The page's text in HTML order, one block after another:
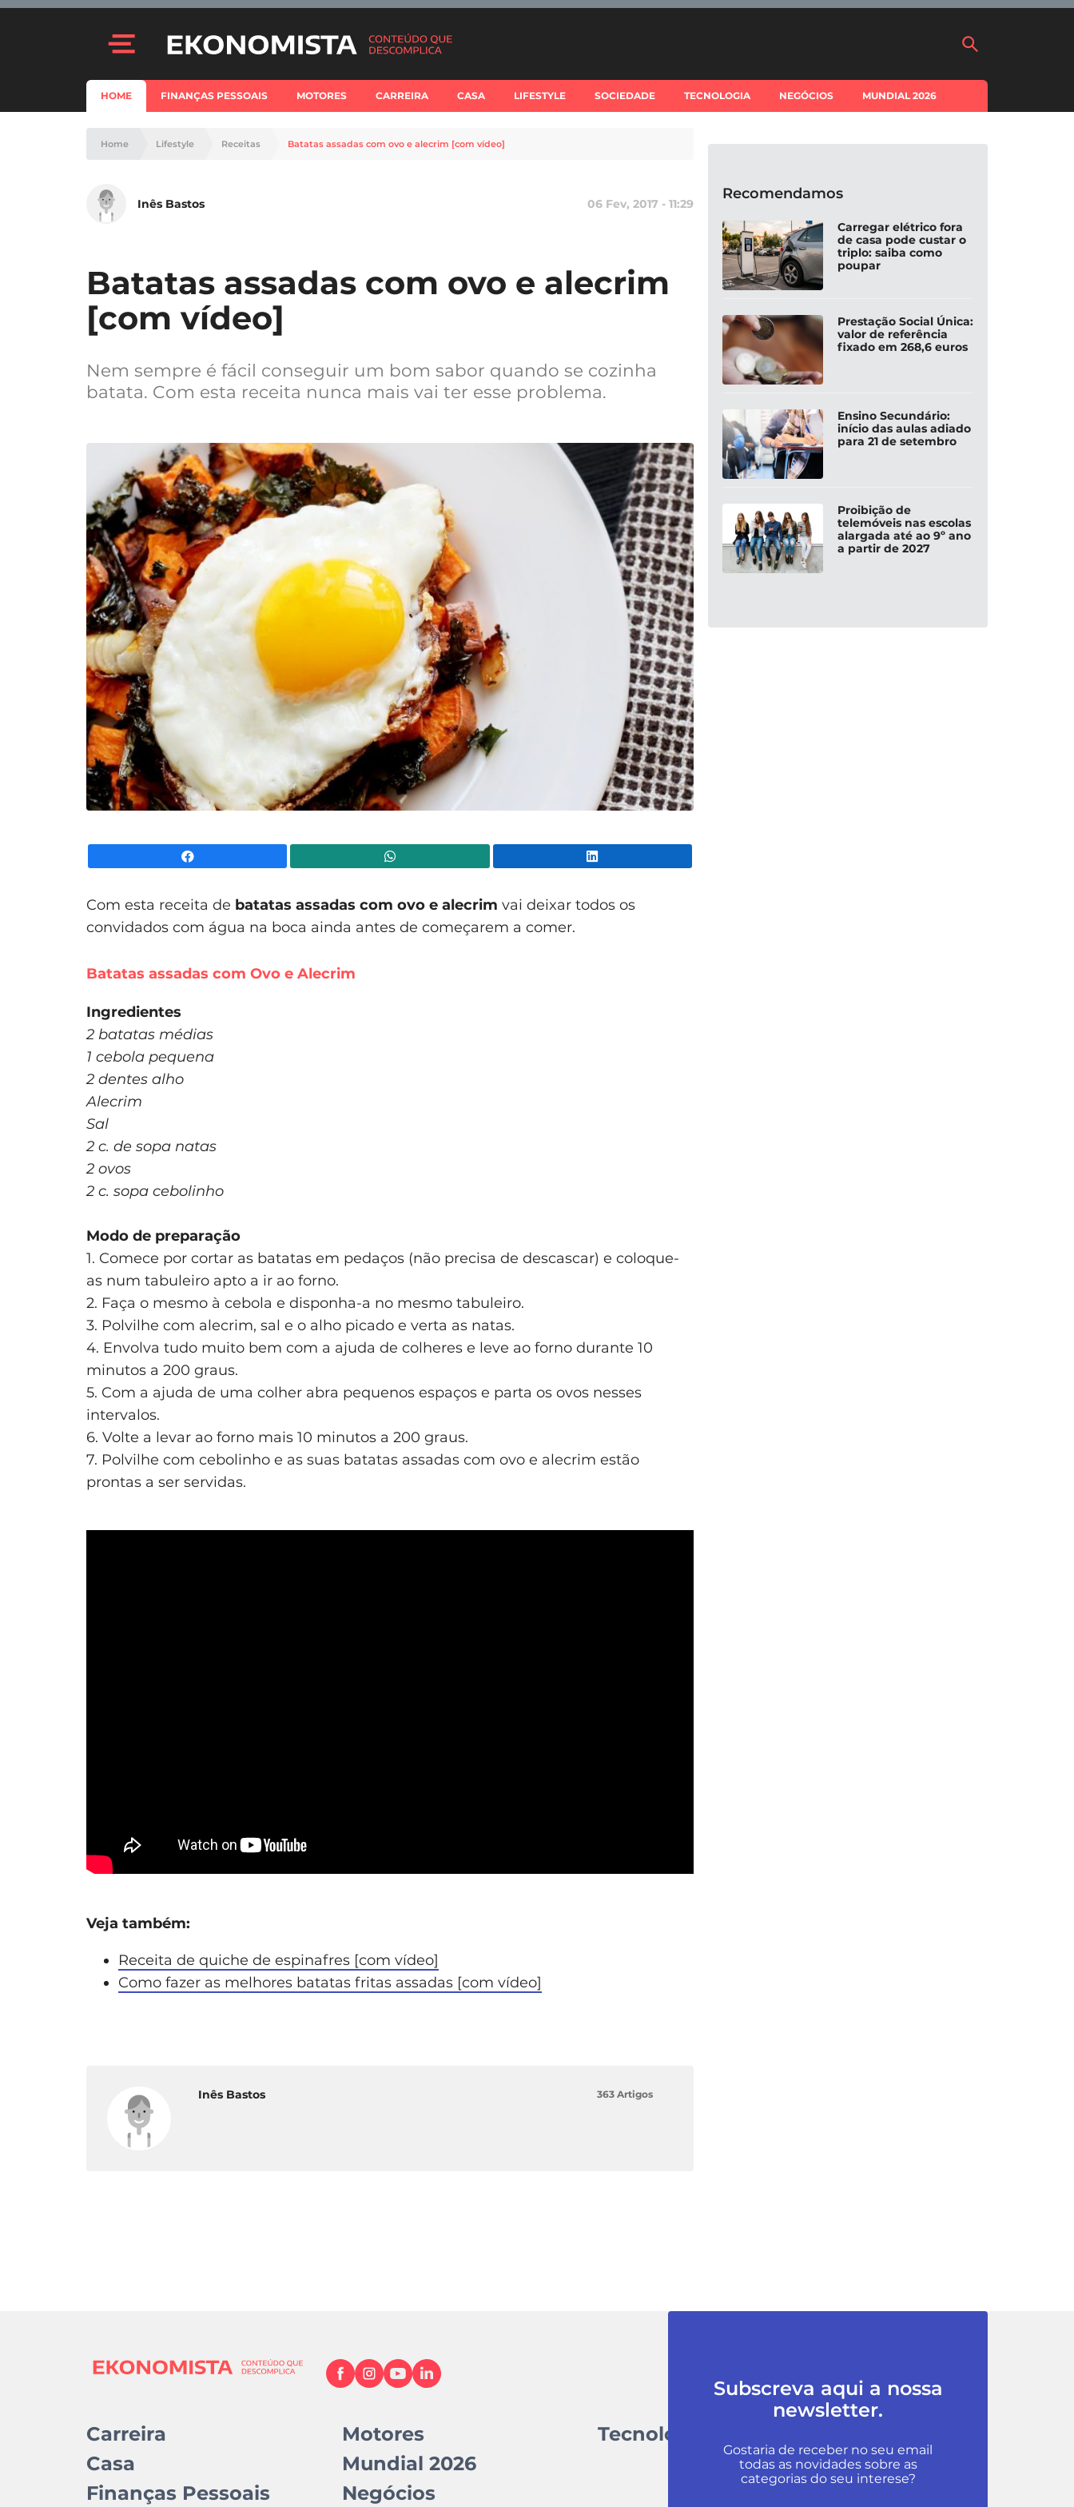
HOME FINANÇAS PESSOAIS MOTORES CARREIRA CASA LIFESTYLE SOCIEDADE TECNOLOGIA NEGÓCIOS MUNDIAL 2026
Home Lifestyle Receitas Batatas assadas com ovo e alecrim [com vídeo]
Inês Bastos 06 Fev, 2017 - 11:29
Batatas assadas com ovo e alecrim
[com vídeo]
Nem sempre é fácil conseguir um bom sabor quando se cozinha
batata. Com esta receita nunca mais vai ter esse problema.
Com esta receita de batatas assadas com ovo e alecrim vai deixar todos os
convidados com água na boca ainda antes de começarem a comer.
Batatas assadas com Ovo e Alecrim
Ingredientes
2 batatas médias
1 cebola pequena
2 dentes alho
Alecrim
Sal
2 c. de sopa natas
2 ovos
2 c. sopa cebolinho
Modo de preparação
1. Comece por cortar as batatas em pedaços (não precisa de descascar) e coloque-
as num tabuleiro apto a ir ao forno.
2. Faça o mesmo à cebola e disponha-a no mesmo tabuleiro.
3. Polvilhe com alecrim, sal e o alho picado e verta as natas.
4. Envolva tudo muito bem com a ajuda de colheres e leve ao forno durante 10
minutos a 200 graus.
5. Com a ajuda de uma colher abra pequenos espaços e parta os ovos nesses
intervalos.
6. Volte a levar ao forno mais 10 minutos a 200 graus.
7. Polvilhe com cebolinho e as suas batatas assadas com ovo e alecrim estão
prontas a ser servidas.
Veja também:
Receita de quiche de espinafres [com vídeo]
Como fazer as melhores batatas fritas assadas [com vídeo]
Inês Bastos 363 Artigos
Recomendamos
Carregar elétrico fora
de casa pode custar o
triplo: saiba como
poupar
Prestação Social Única:
valor de referência
fixado em 268,6 euros
Ensino Secundário:
início das aulas adiado
para 21 de setembro
Proibição de
telemóveis nas escolas
alargada até ao 9º ano
a partir de 2027
Carreira
Casa
Finanças Pessoais
Motores
Mundial 2026
Negócios
Tecnologia
Subscreva aqui a nossa
newsletter.
Gostaria de receber no seu email
todas as novidades sobre as
categorias do seu interese?